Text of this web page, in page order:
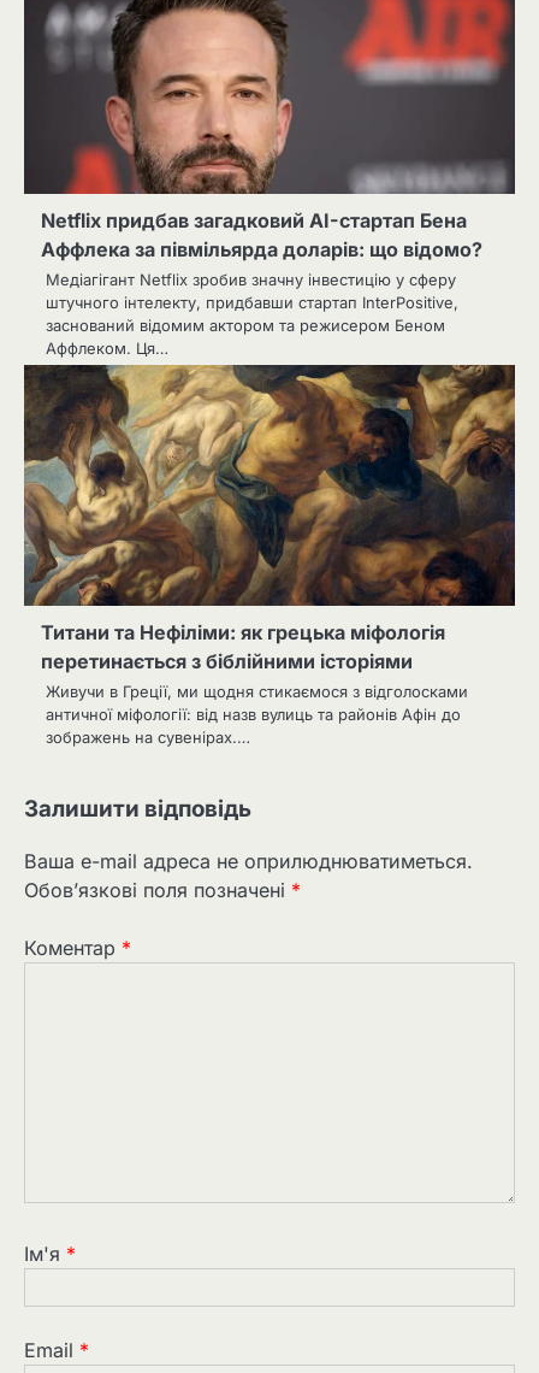
Netflix придбав загадковий AI-стартап Бена
Аффлека за півмільярда доларів: що відомо?
Медіагігант Netflix зробив значну інвестицію у сферу
штучного інтелекту, придбавши стартап InterPositive,
заснований відомим актором та режисером Беном
Аффлеком. Ця…
Титани та Нефіліми: як грецька міфологія
перетинається з біблійними історіями
Живучи в Греції, ми щодня стикаємося з відголосками
античної міфології: від назв вулиць та районів Афін до
зображень на сувенірах.…
Залишити відповідь
Ваша e-mail адреса не оприлюднюватиметься.
Обов’язкові поля позначені *
Коментар *
Ім'я *
Email *